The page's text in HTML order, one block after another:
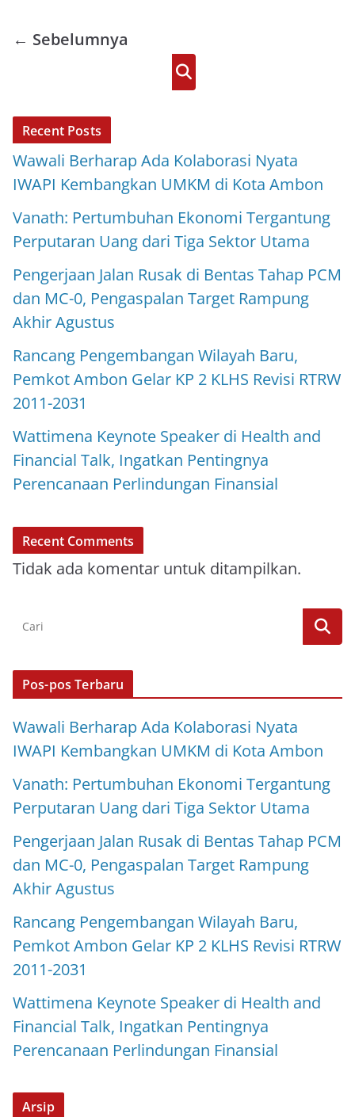
p
o
← Sebelumnya
Cari
Recent Posts
Wawali Berharap Ada Kolaborasi Nyata
IWAPI Kembangkan UMKM di Kota Ambon
Vanath: Pertumbuhan Ekonomi Tergantung
Perputaran Uang dari Tiga Sektor Utama
Pengerjaan Jalan Rusak di Bentas Tahap PCM
dan MC-0, Pengaspalan Target Rampung
Akhir Agustus
Rancang Pengembangan Wilayah Baru,
Pemkot Ambon Gelar KP 2 KLHS Revisi RTRW
2011-2031
Wattimena Keynote Speaker di Health and
Financial Talk, Ingatkan Pentingnya
Perencanaan Perlindungan Finansial
Recent Comments
Tidak ada komentar untuk ditampilkan.
Pos-pos Terbaru
Wawali Berharap Ada Kolaborasi Nyata
IWAPI Kembangkan UMKM di Kota Ambon
Vanath: Pertumbuhan Ekonomi Tergantung
Perputaran Uang dari Tiga Sektor Utama
Pengerjaan Jalan Rusak di Bentas Tahap PCM
dan MC-0, Pengaspalan Target Rampung
Akhir Agustus
Rancang Pengembangan Wilayah Baru,
Pemkot Ambon Gelar KP 2 KLHS Revisi RTRW
2011-2031
Wattimena Keynote Speaker di Health and
Financial Talk, Ingatkan Pentingnya
Perencanaan Perlindungan Finansial
Arsip